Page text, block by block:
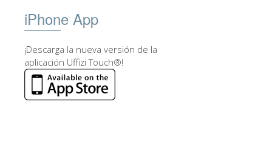
iPhone App
¡Descarga la nueva versión de la
aplicación Uffizi Touch®!